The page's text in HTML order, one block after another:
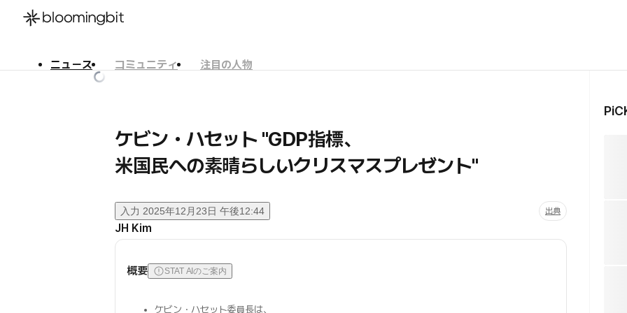
ニュース コミュニティ
注目の人物
ケビン・ハセット "GDP指標、
米国民への素晴らしいクリスマスプレゼント"
入力 2025年12月23日 午後12:44 出典
JH Kim
概要 STAT AIのご案内
ケビン・ハセット委員長は、